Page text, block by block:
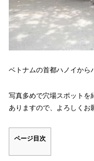
ベトナムの首都ハノイから
写真多めで穴場スポットを
ありますので、よろしくお
ページ目次
17 ドンキンギアトゥック
ハンダオ(Hang Dao)通り
19 旧市街で夕飯とビアホイ
21
22 レーニン像です
23 ホーチミン博物館です
25 一柱寺（One Pillar
26 ホーチミン廟です